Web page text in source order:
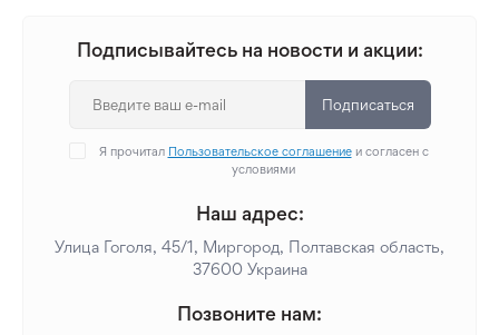
Подписывайтесь на новости и акции:
Подписаться
Я прочитал Пользовательское соглашениеи согласен с
условиями
Наш адрес:
Улица Гоголя, 45/1, Миргород, Полтавская область,
37600 Украина
Позвоните нам: